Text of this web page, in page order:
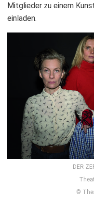
Mitglieder zu einem
einladen.
DER
©